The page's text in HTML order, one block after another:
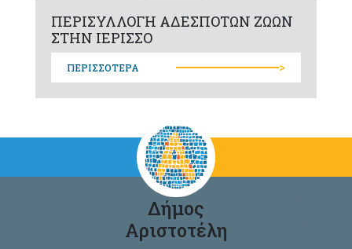
ΠΕΡΙΣΥΛΛΟΓΗ ΑΔΕΣΠΟΤΩΝ ΖΩΩΝ
ΣΤΗΝ ΙΕΡΙΣΣΟ
ΠΕΡΙΣΣΟΤΕΡΑ >
Δήμος
Αριστοτέλη